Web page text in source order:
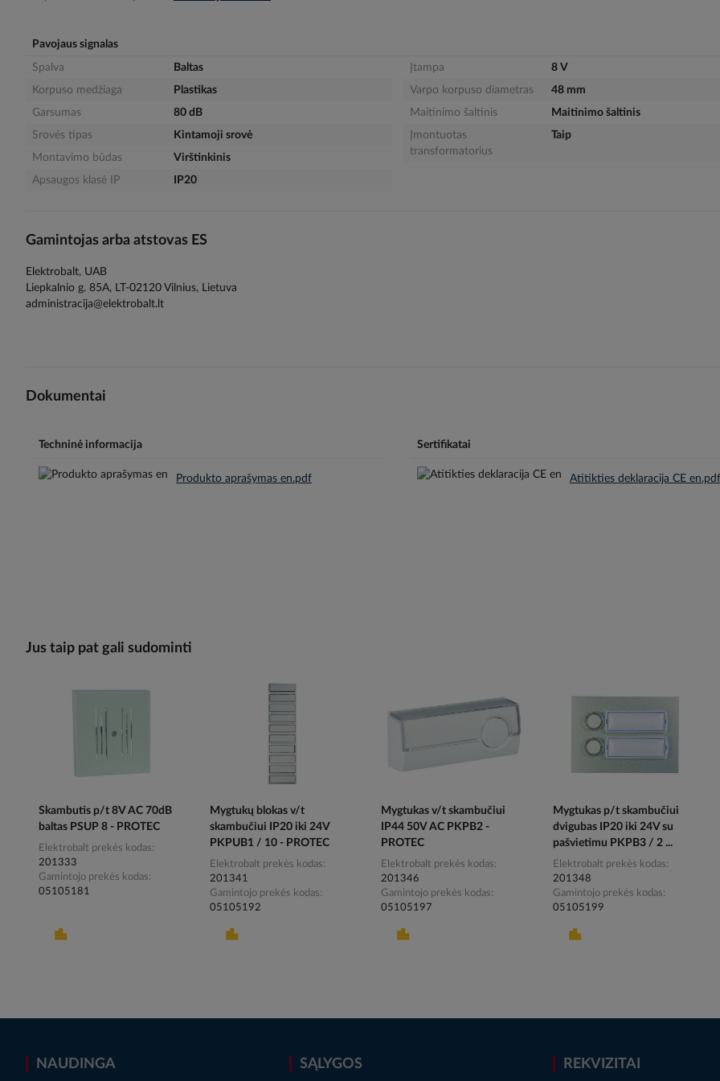
Pavojaus signalas
Spalva
Baltas
Korpuso medžiaga
Plastikas
Garsumas
80 dB
Srovės tipas
Kintamoji srovė
Montavimo būdas
Virštinkinis
Apsaugos klasė IP
IP20
Įtampa
8 V
Varpo korpuso diametras
48 mm
Maitinimo šaltinis
Maitinimo šaltinis
Įmontuotas
transformatorius
Taip
Gamintojas arba atstovas ES
Elektrobalt, UAB
Liepkalnio g. 85A, LT-02120 Vilnius, Lietuva
administracija@elektrobalt.lt
Dokumentai
Techninė informacija
Produkto aprašymas en.pdf
Sertifikatai
Atitikties deklaracija CE en.pdf
Jus taip pat gali sudominti
Skambutis p/t 8V AC 70dB
baltas PSUP 8 - PROTEC
Elektrobalt prekės kodas
201333
Gamintojo prekės kodas
05105181
Mygtukų blokas v/t
skambučiui IP20 iki 24V
PKPUB1 / 10 - PROTEC
Elektrobalt prekės kodas
201341
Gamintojo prekės kodas
05105192
Mygtukas v/t skambučiui
IP44 50V AC PKPB2 -
PROTEC
Elektrobalt prekės kodas
201346
Gamintojo prekės kodas
05105197
Mygtukas p/t skambučiui
dvigubas IP20 iki 24V su
pašvietimu PKPB3 / 2 ...
Elektrobalt prekės kodas
201348
Gamintojo prekės kodas
05105199
NAUDINGA SĄLYGOS REKVIZITAI